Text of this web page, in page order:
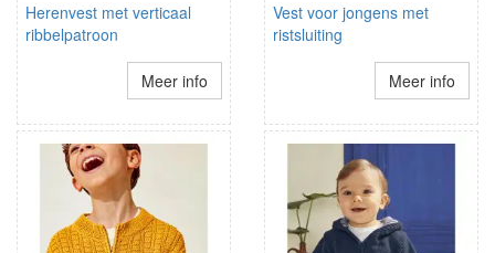
Herenvest met verticaal
ribbelpatroon
Meer info
Vest voor jongens met
ristsluiting
Meer info